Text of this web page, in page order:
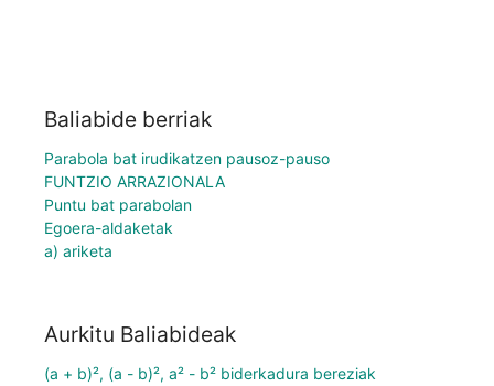
Baliabide berriak
Parabola bat irudikatzen pausoz-pauso
FUNTZIO ARRAZIONALA
Puntu bat parabolan
Egoera-aldaketak
a) ariketa
Aurkitu Baliabideak
(a + b)², (a - b)², a² - b² biderkadura bereziak